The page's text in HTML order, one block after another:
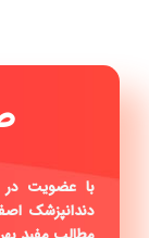
با عضویت در
دندانپزشک